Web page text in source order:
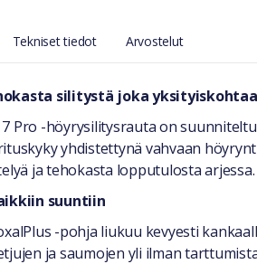
Tekniset tiedot Arvostelut
silitystä joka
Pro -höyrysilitysrauta on
yhdistettynä vahvaan
ja tehokasta lopputulosta arjessa.
suuntiin
-pohja liukuu kevyesti
ja saumojen yli ilman